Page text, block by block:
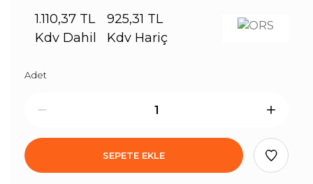
1.110,37 TL
Kdv Dahil
925,31 TL
Kdv Hariç
Adet
SEPETE EKLE